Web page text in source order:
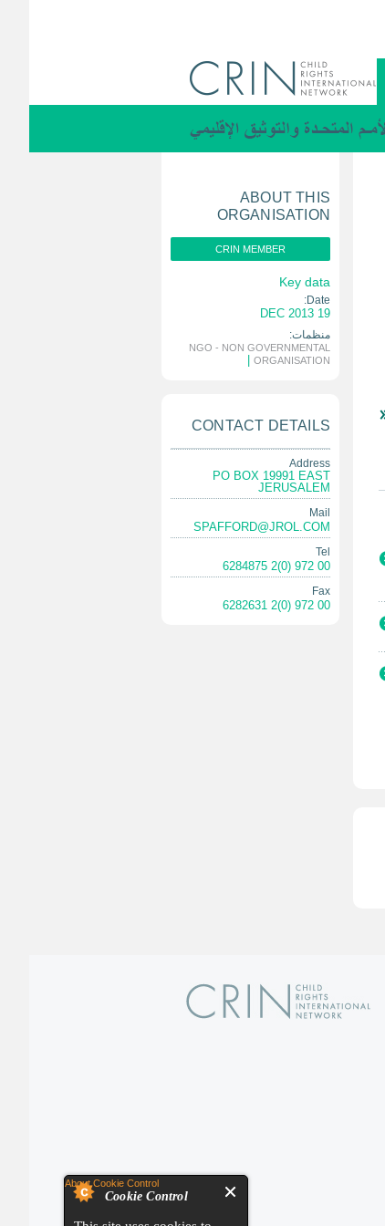
Cookie Control
About Cookie Control
ABOUT THIS
ORGANISATION
CRIN MEMBER
Key data
Date:
19 DEC 2013
منظمات:
NGO - NON GOVERNMENTAL
ORGANISATION
CONTACT DETAILS
Address
PO BOX 19991 EAST
JERUSALEM
Mail
SPAFFORD@JROL.COM
Tel
00 972 (0)2 6284875
Fax
00 972 (0)2 6282631